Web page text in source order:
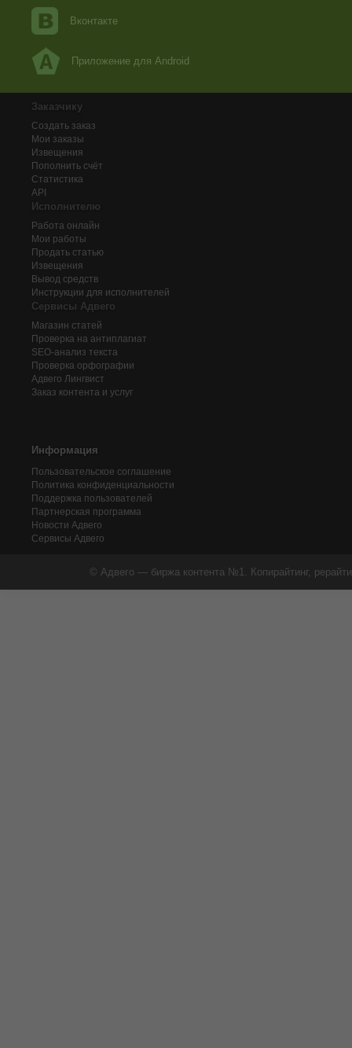
Вконтакте
Приложение для Android
Заказчику
Создать заказ
Мои заказы
Извещения
Пополнить счёт
Статистика
API
Исполнителю
Работа онлайн
Мои работы
Продать статью
Извещения
Вывод средств
Инструкции для исполнителей
Сервисы Адвего
Магазин статей
Проверка на антиплагиат
SEO-анализ текста
Проверка орфографии
Адвего Лингвист
Заказ контента и услуг
Информация
Пользовательское соглашение
Политика конфиденциальности
Поддержка пользователей
Партнерская программа
Новости Адвего
Сервисы Адвего
© Адвего — биржа контента №1. Копирайтинг,